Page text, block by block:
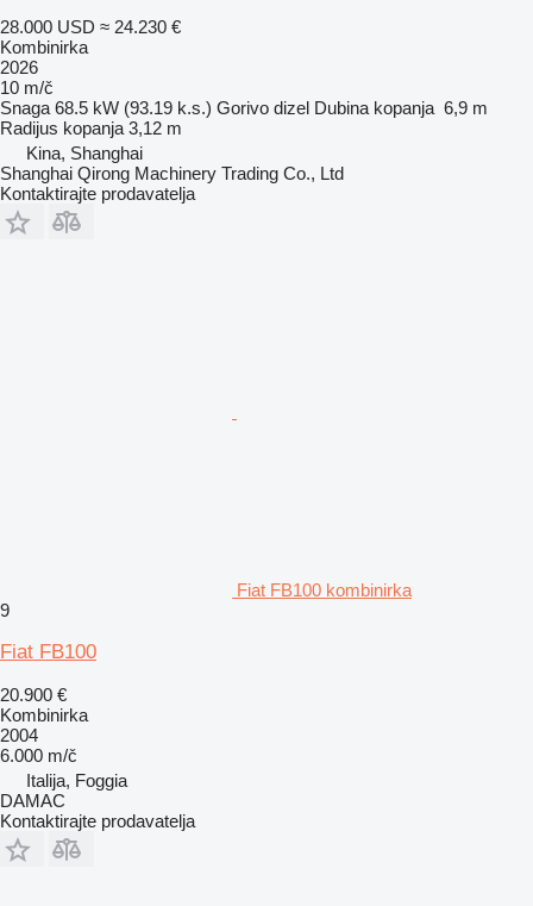
28.000 USD ≈ 24.230 €
Kombinirka
2026
10 m/č
Snaga 68.5 kW (93.19 k.s.) Gorivo dizel Dubina kopanja 6,9 m
Radijus kopanja 3,12 m
Kina, Shanghai
Shanghai Qirong Machinery Trading Co., Ltd
Kontaktirajte prodavatelja
Fiat FB100 kombinirka
9
Fiat FB100
20.900 €
Kombinirka
2004
6.000 m/č
Italija, Foggia
DAMAC
Kontaktirajte prodavatelja